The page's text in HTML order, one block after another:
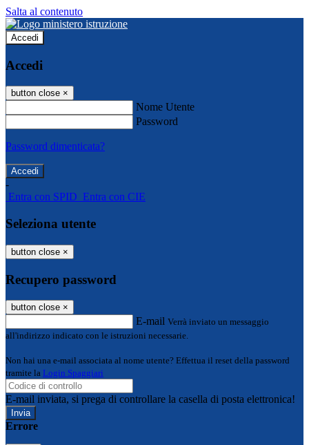
Salta al contenuto
Accedi
Accedi
button close ×
Nome Utente
Password
Password dimenticata?
-
Entra con SPID Entra con CIE
Seleziona utente
button close ×
Recupero password
button close ×
E-mail Verrà inviato un messaggio
all'indirizzo indicato con le istruzioni necessarie.
Non hai una e-mail associata al nome utente? Effettua il reset della password
tramite la Login Spaggiari
E-mail inviata, si prega di controllare la casella di posta elettronica!
Errore